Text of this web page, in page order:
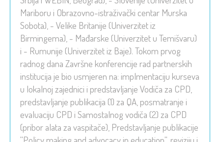
Mariboru i Obrazovno-istraživački centar Murska
Sobota), - Velike Britanije (Univerzitet iz
Birmingema), - Mađarske (Univerzitet u Temišvaru)
i - Rumunije (Univerzitet iz Baje). Tokom prvog
radnog dana Završne konferencije rad partnerskih
institucija je bio usmjeren na: implmentaciju kurseva
u lokalnoj zajednici i predstavljanje Vodiča za CPD,
predstavljanje publikacija (1) za QA, posmatranje i
evaluaciju CPD i Samostalnog vodiča (2) za CPD
(pribor alata za vaspitače), Predstavljanje publikacije